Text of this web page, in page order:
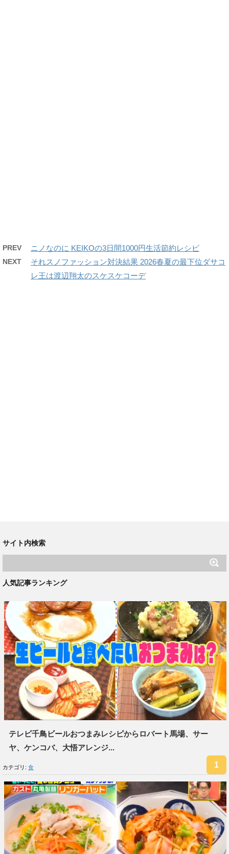
PREV ニノなのに KEIKOの3日間1000円生活節約レシピ
NEXT
それスノファッション対決結果 2026春夏の最下位ダサコ
レ王は渡辺翔太のスケスケコーデ
サイト内検索
人気記事ランキング
テレビ千鳥ビールおつまみレシピからロバート馬場、サー
ヤ、ケンコバ、大悟アレンジ...
カテゴリ: 食